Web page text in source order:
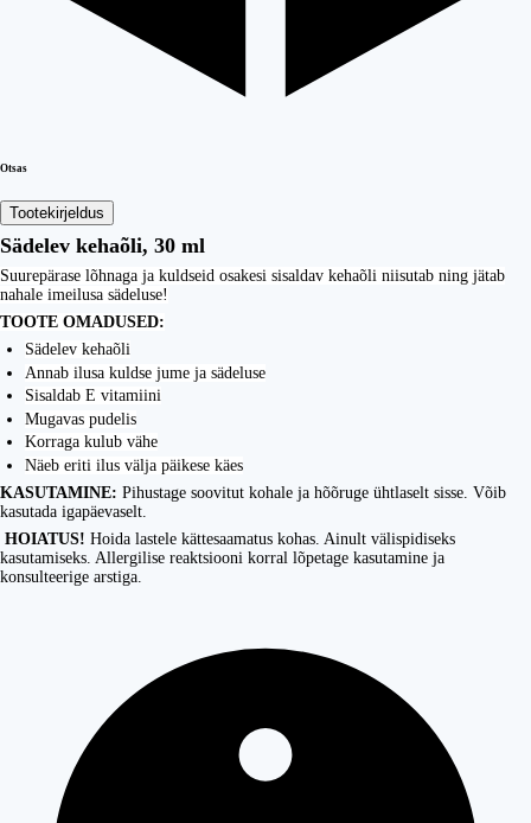
Otsas
Tootekirjeldus
Sädelev kehaõli, 30 ml
Suurepärase lõhnaga ja kuldseid osakesi sisaldav kehaõli niisutab ning jätab
nahale imeilusa sädeluse!
TOOTE OMADUSED:
Sädelev kehaõli
Annab ilusa kuldse jume ja sädeluse
Sisaldab E vitamiini
Mugavas pudelis
Korraga kulub vähe
Näeb eriti ilus välja päikese käes
KASUTAMINE: Pihustage soovitut kohale ja hõõruge ühtlaselt sisse. Võib
kasutada igapäevaselt.
HOIATUS! Hoida lastele kättesaamatus kohas. Ainult välispidiseks
kasutamiseks. Allergilise reaktsiooni korral lõpetage kasutamine ja
konsulteerige arstiga.